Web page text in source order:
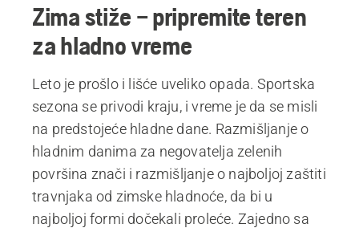
Proizvodi
Zima stiže – pripremite teren
za hladno vreme
Leto je prošlo i lišće uveliko opada. Sportska
sezona se privodi kraju, i vreme je da se misli
na predstojeće hladne dane. Razmišljanje o
hladnim danima za negovatelja zelenih
površina znači i razmišljanje o najboljoj zaštiti
travnjaka od zimske hladnoće, da bi u
najboljoj formi dočekali proleće. Zajedno sa